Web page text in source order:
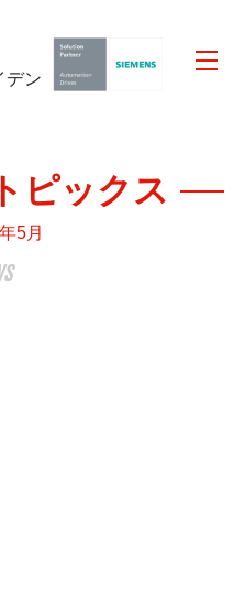
デン
ピックス
5月